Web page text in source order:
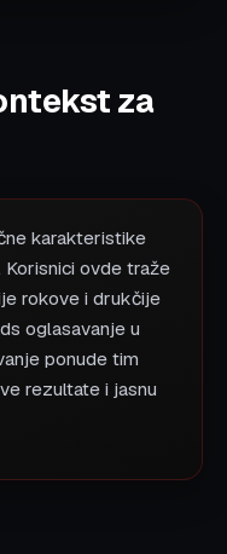
za
karakteristike
ovde traže
rokove i drukčije
oglasavanje u
ponude tim
rezultate i jasnu